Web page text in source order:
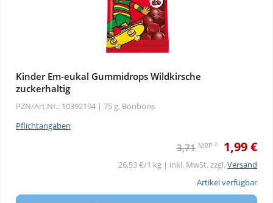
Kinder Em-eukal Gummidrops Wildkirsche
zuckerhaltig
PZN/Art.Nr.: 10392194 | 75 g, Bonbons
Pflichtangaben
3,71 MRP 2 1,99 €
26,53 €/1 kg | inkl. MwSt. zzgl.Versand
Artikel verfügbar